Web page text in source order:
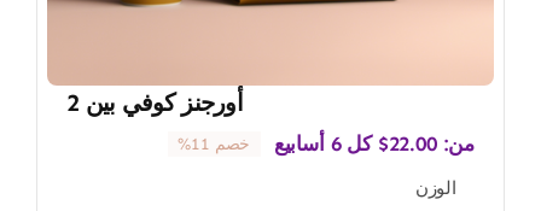
أورجنز كوفي بين 2
من: $22.00 كل 6 أسابيع خصم 11%
الوزن